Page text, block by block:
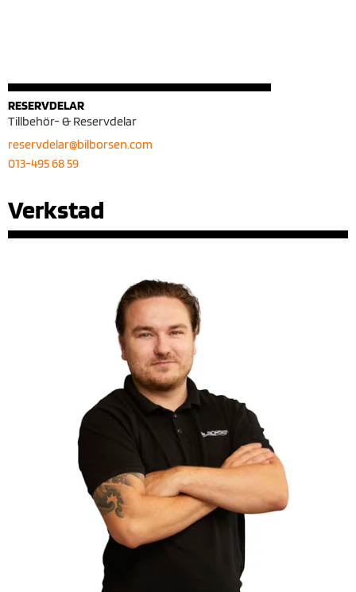
RESERVDELAR
Tillbehör- & Reservdelar
reservdelar@bilborsen.com
013-495 68 59
Verkstad